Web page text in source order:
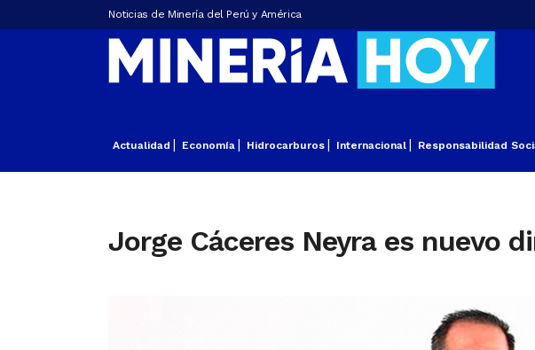
Noticias de Minería del Perú y América
Actualidad Economía Hidrocarburos Internacional Responsabilidad
Jorge Cáceres Neyra es nuevo